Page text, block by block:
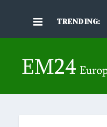
TRENDING: